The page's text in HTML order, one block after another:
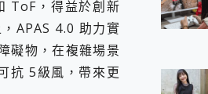
ToF，得益於創新
APAS 4.0 助力實
礙物，在複雜場景
抗 5級風，帶來更